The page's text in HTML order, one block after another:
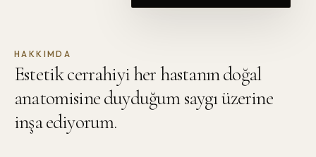
HAKKIMDA
Estetik cerrahiyi her hastanın doğal
anatomisine duyduğum saygı üzerine
inşa ediyorum.